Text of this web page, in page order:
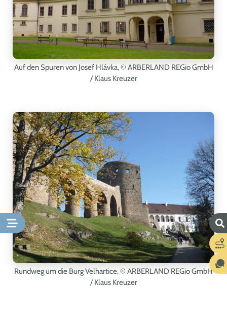
Auf den Spuren von Josef Hlávka,© ARBERLAND REGio GmbH
/ Klaus Kreuzer
Rundweg um die Burg Velhartice,© ARBERLAND REGio GmbH
/ Klaus Kreuzer